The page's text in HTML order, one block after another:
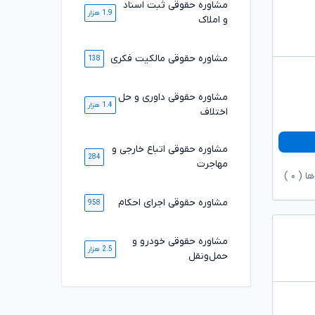
( ۰
مشاوره حقوقی ثبت اسناد
و املاک
1.9 هزار
مشاوره حقوقی مالکیت فکری 138
مشاوره حقوقی داوری و حل
اختلاف
1.4 هزار
مشاوره حقوقی اتباع خارجی و
مهاجرت
284
مشاوره حقوقی اجرای احکام 958
مشاوره حقوقی خودرو و
حمل‌ونقل
2.5 هزار